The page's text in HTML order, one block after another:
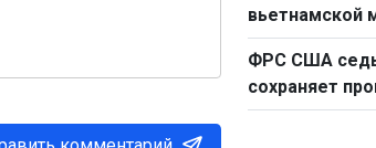
вьетнамской
стала
ФРС США
сохраняет
изменений